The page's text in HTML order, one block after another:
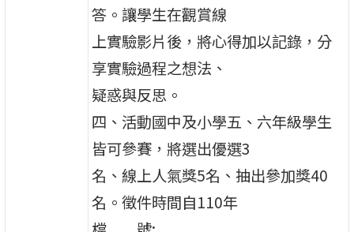
答。讓學生在觀賞線
上實驗影片後，將心得加以記錄，分
享實驗過程之想法、
疑惑與反思。
四、活動國中及小學五、六年級學生
皆可參賽，將選出優選3
名、線上人氣獎5名、抽出參加獎40
名。徵件時間自110年